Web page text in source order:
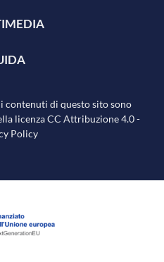
contenuti di questo sito sono
licenza CC Attribuzione 4.0-
Policy